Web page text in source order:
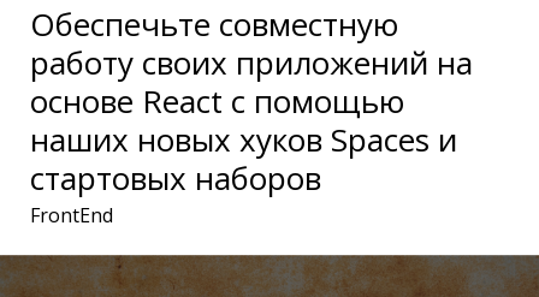
Обеспечьте совместную
работу своих приложений на
основе React с помощью
наших новых хуков Spaces и
стартовых наборов
FrontEnd